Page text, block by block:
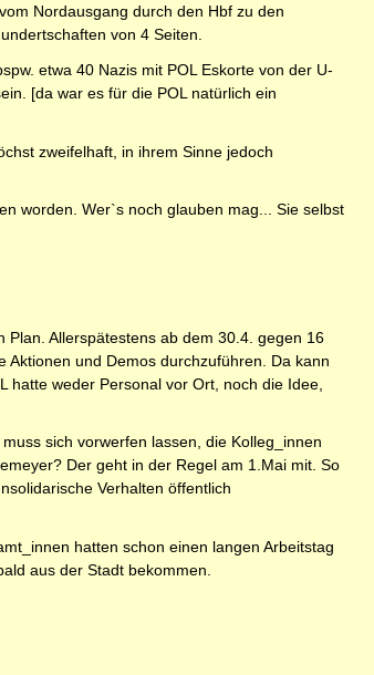
Nordausgang durch den Hbf zu den
von 4 Seiten.
etwa 40 Nazis mit POL Eskorte von der U-
[da war es für die POL natürlich ein
zweifelhaft, in ihrem Sinne jedoch
worden. Wer`s noch glauben mag... Sie selbst
Plan. Allerspätestens ab dem 30.4. gegen 16
und Demos durchzuführen. Da kann
weder Personal vor Ort, noch die Idee,
sich vorwerfen lassen, die Kolleg_innen
Der geht in der Regel am 1.Mai mit. So
Verhalten öffentlich
hatten schon einen langen Arbeitstag
aus der Stadt bekommen.